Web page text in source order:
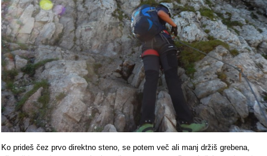
Ko prideš čez prvo direktno steno, se potem več ali manj držiš grebena,